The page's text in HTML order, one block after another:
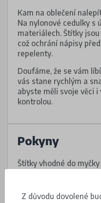
Kam na oblečení
Na nylonové cedulky s
materiálech. Štítky
což ochrání nápisy
repelenty.
Doufáme, že se vám
vás stane rychlým a
abyste měli svoje věci i
kontrolou.
Pokyny
Štítky vhodné do
Nalepovací štítky
s informacemi o
Z důvodu dovolené